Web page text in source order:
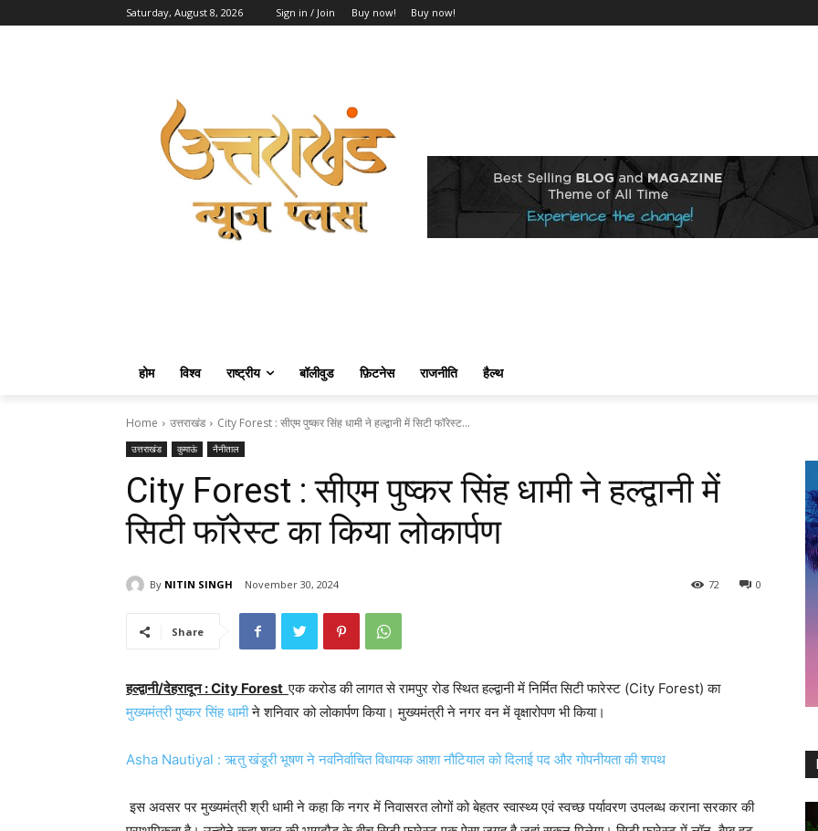
Saturday, August 8, 2026 Sign in / Join Buy now! Buy now!
होम विश्व राष्ट्रीय बॉलीवुड फ़िटनेस राजनीति हैल्थ
Home उत्तराखंड City Forest : सीएम पुष्कर सिंह धामी ने हल्द्वानी में सिटी फॉरेस्ट...
उत्तराखंड कुमाऊं नैनीताल
City Forest : सीएम पुष्कर सिंह धामी ने हल्द्वानी में
सिटी फॉरेस्ट का किया लोकार्पण
By NITIN SINGH November 30, 2024 0
72
Share
हल्द्वानी/देहरादून : City Forestएक करोड की लागत से रामपुर रोड स्थित हल्द्वानी में निर्मित सिटी फारेस्ट (City Forest) का
मुख्यमंत्री पुष्कर सिंह धामीने शनिवार को लोकार्पण किया। मुख्यमंत्री ने नगर वन में वृक्षारोपण भी किया।
Asha Nautiyal : ऋतु खंडूरी भूषण ने नवनिर्वाचित विधायक आशा नौटियाल को दिलाई पद और गोपनीयता की शपथ
इस अवसर पर मुख्यमंत्री श्री धामी ने कहा कि नगर में निवासरत लोगों को बेहतर स्वास्थ्य एवं स्वच्छ पर्यावरण उपलब्ध कराना सरकार की